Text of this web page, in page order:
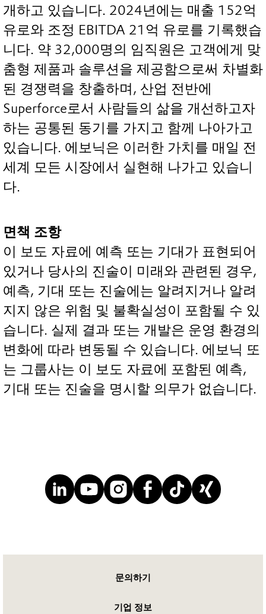
개하고 있습니다. 2024년에는 매출 152억
유로와 조정 EBITDA 21억 유로를 기록했습
니다. 약 32,000명의 임직원은 고객에게 맞
춤형 제품과 솔루션을 제공함으로써 차별화
된 경쟁력을 창출하며, 산업 전반에
Superforce로서 사람들의 삶을 개선하고자
하는 공통된 동기를 가지고 함께 나아가고
있습니다. 에보닉은 이러한 가치를 매일 전
세계 모든 시장에서 실현해 나가고 있습니
다.
면책 조항
이 보도 자료에 예측 또는 기대가 표현되어
있거나 당사의 진술이 미래와 관련된 경우,
예측, 기대 또는 진술에는 알려지거나 알려
지지 않은 위험 및 불확실성이 포함될 수 있
습니다. 실제 결과 또는 개발은 운영 환경의
변화에 따라 변동될 수 있습니다. 에보닉 또
는 그룹사는 이 보도 자료에 포함된 예측,
기대 또는 진술을 명시할 의무가 없습니다.
문의하기
기업 정보